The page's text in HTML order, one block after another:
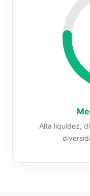
Alta liquidez,